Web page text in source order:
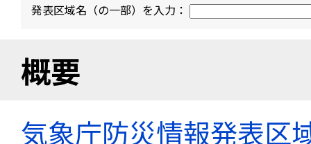
発表区域名（の一部）を入力：
概要
気象庁防災情報発表区